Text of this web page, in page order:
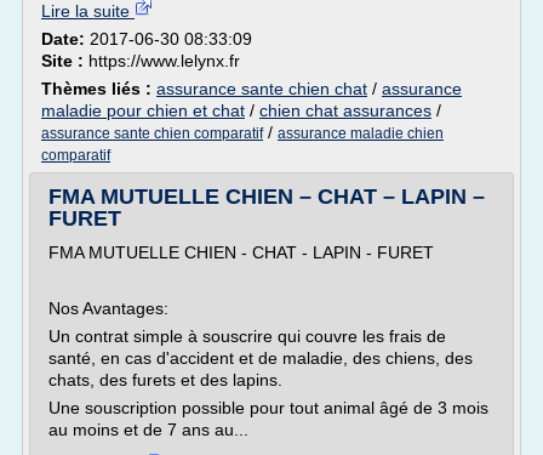
Lire la suite
Date: 2017-06-30 08:33:09
Site : https://www.lelynx.fr
Thèmes liés : assurance sante chien chat / assurance
maladie pour chien et chat / chien chat assurances /
assurance sante chien comparatif/ assurance maladie chien
comparatif
FMA MUTUELLE CHIEN – CHAT – LAPIN –
FURET
FMA MUTUELLE CHIEN - CHAT - LAPIN - FURET
Nos Avantages:
Un contrat simple à souscrire qui couvre les frais de
santé, en cas d'accident et de maladie, des chiens, des
chats, des furets et des lapins.
Une souscription possible pour tout animal âgé de 3 mois
au moins et de 7 ans au...